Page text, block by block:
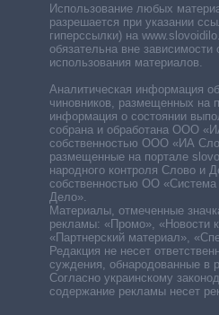
Использование любых
разрешается при указании
гиперссылки) на
обязательна вне зависимости
использования материалов.
Аналитическая информация
чиновников, размещенных на
информация о состоянии
собрана и обработана ООО
собственностью ООО «ИА
размещенные на портале
народного контроля Слово и
собственностью ОО «Система
Дело».
Материалы, отмеченные
рекламы: «Промо», «Новости
«Партнерский материал»,
Редакция не несет
суждения, обнародованные в
Согласно украинскому
содержание рекламы несет